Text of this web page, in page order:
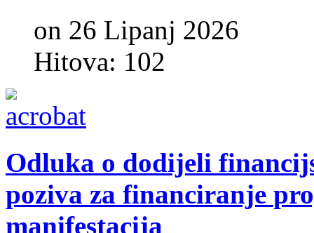
on 26 Lipanj 2026
Hitova: 102
Odluka o dodijeli
poziva za financiranje
manifestacija